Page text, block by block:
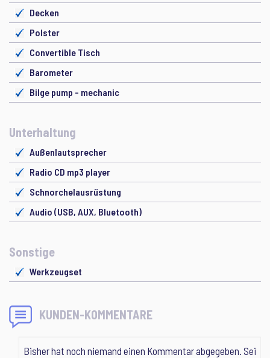
Decken
Polster
Convertible Tisch
Barometer
Bilge pump - mechanic
Unterhaltung
Außenlautsprecher
Radio CD mp3 player
Schnorchelausrüstung
Audio (USB, AUX, Bluetooth)
Sonstige
Werkzeugset
KUNDEN-KOMMENTARE
Bisher hat noch niemand einen Kommentar abgegeben. Sei